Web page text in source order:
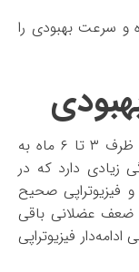
و سرعت بهبودی را
بیش از ۸۰ درصد مبتلایان به Bell’s Palsy ظرف ۳ تا ۶ ماه به
زیادی دارد که در
فیزیوتراپی صحیح
مبتلایان، ضعف عضلانی باقی
فیزیوتراپی